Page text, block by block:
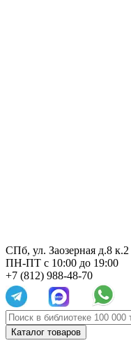
СПб, ул. Заозерная д.8 к.2
ПН-ПТ с 10:00 до 19:00
+7 (812) 988-48-70
Каталог товаров